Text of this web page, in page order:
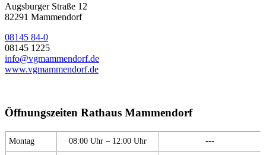
Augsburger Straße 12
82291 Mammendorf
08145 84-0
08145 1225
info@vgmammendorf.de
www.vgmammendorf.de
Öffnungszeiten Rathaus Mammendorf
Montag 08:00 Uhr – 12:00 Uhr ---